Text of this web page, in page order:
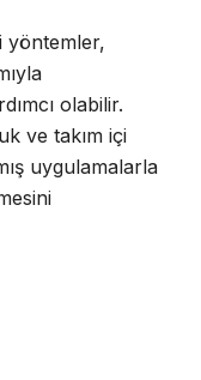
yöntemler,
olabilir.
ve takım içi
uygulamalarla